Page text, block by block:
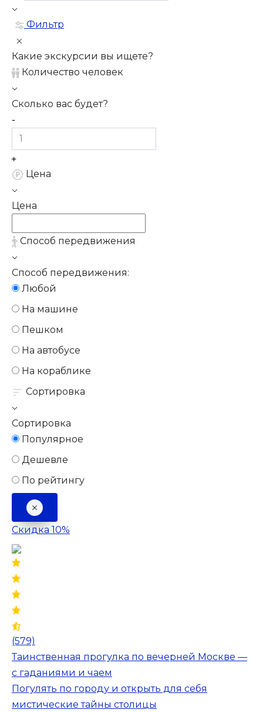
Фильтр
Какие экскурсии вы ищете?
Количество человек
Сколько вас будет?
Цена
Цена
Способ передвижения
Способ передвижения:
Любой
На машине
Пешком
На автобусе
На кораблике
Сортировка
Сортировка
Популярное
Дешевле
По рейтингу
Скидка 10%
(579)
Таинственная прогулка по вечерней Москве —
с гаданиями и чаем
Погулять по городу и открыть для себя
мистические тайны столицы